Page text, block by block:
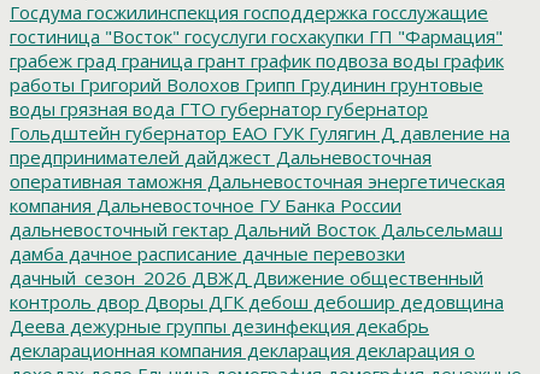
Госдума госжилинспекция господдержка госслужащие
гостиница "Восток" госуслуги госхакупки ГП "Фармация"
грабеж град граница грант график подвоза воды график
работы Григорий Волохов Грипп Грудинин грунтовые
воды грязная вода ГТО губернатор губернатор
Гольдштейн губернатор ЕАО ГУК Гулягин Д давление на
предпринимателей дайджест Дальневосточная
оперативная таможня Дальневосточная энергетическая
компания Дальневосточное ГУ Банка России
дальневосточный гектар Дальний Восток Дальсельмаш
дамба дачное расписание дачные перевозки
дачный_сезон_2026 ДВЖД Движение общественный
контроль двор Дворы ДГК дебош дебошир дедовщина
Деева дежурные группы дезинфекция декабрь
декларационная компания декларация декларация о